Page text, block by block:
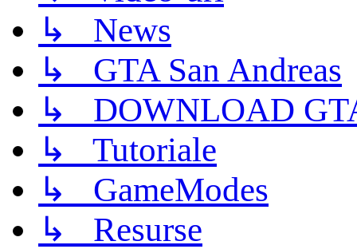
↳ News
↳ GTA San Andreas
↳ DOWNLOAD
↳ Tutoriale
↳ GameModes
↳ Resurse